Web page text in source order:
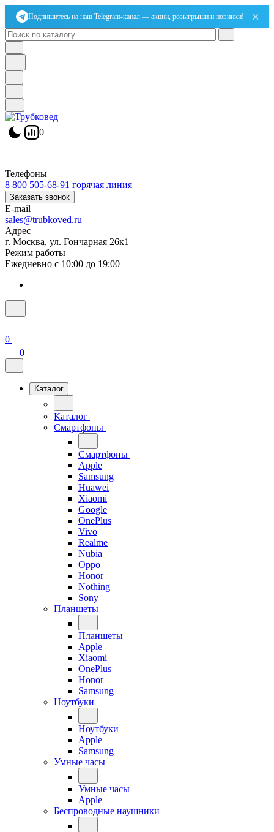
Подпишитесь на наш Telegram-канал — акции, розыгрыши и новинки! ×
0
Телефоны
8 800 505-68-91 горячая линия
Заказать звонок
E-mail
sales@trubkoved.ru
Адрес
г. Москва, ул. Гончарная 26к1
Режим работы
Ежедневно с 10:00 до 19:00
0
0
Каталог
Каталог
Смартфоны
Смартфоны
Apple
Samsung
Huawei
Xiaomi
Google
OnePlus
Vivo
Realme
Nubia
Oppo
Honor
Nothing
Sony
Планшеты
Планшеты
Apple
Xiaomi
OnePlus
Honor
Samsung
Ноутбуки
Ноутбуки
Apple
Samsung
Умные часы
Умные часы
Apple
Беспроводные наушники